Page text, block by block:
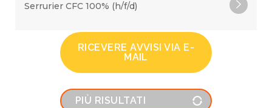
Serrurier CFC 100% (h/f/d)
RICEVERE AVVISI VIA E-
MAIL
PIÙ RISULTATI